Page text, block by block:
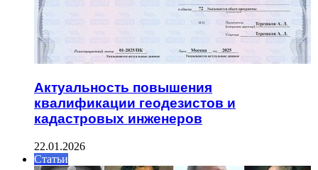
Актуальность повышения
квалификации геодезистов и
кадастровых инженеров
22.01.2026
Статьи